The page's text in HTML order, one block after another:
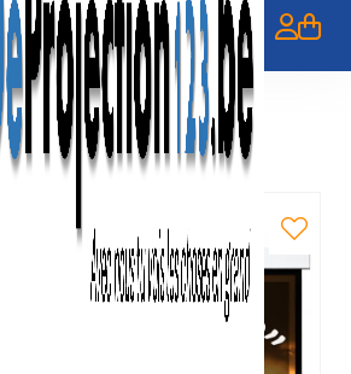
Écran manuel 120" - 305 cm (4:3)